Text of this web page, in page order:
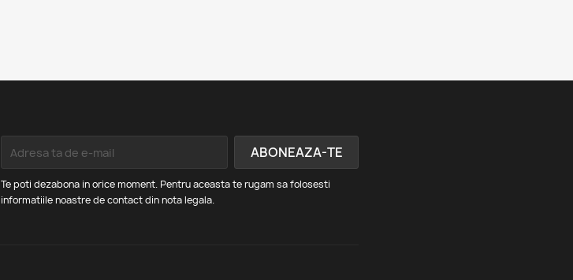
Te poti dezabona in orice moment. Pentru aceasta te rugam sa folosesti
informatiile noastre de contact din nota legala.